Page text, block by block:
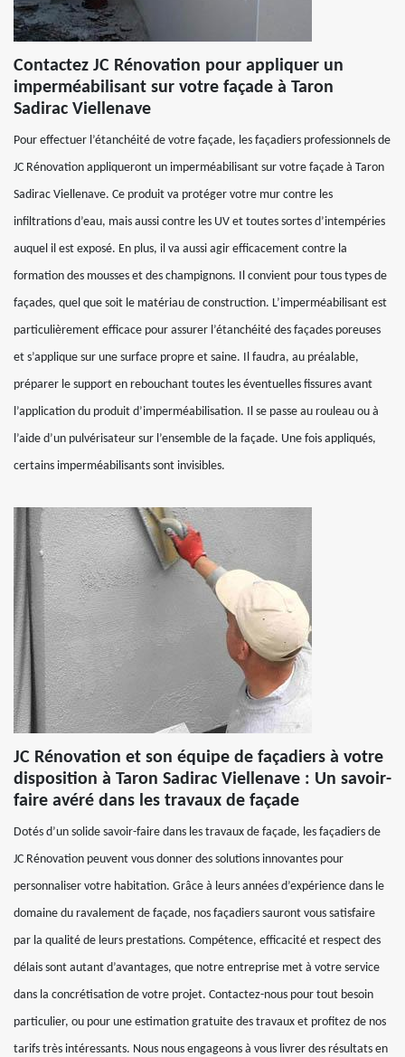
Contactez JC Rénovation pour appliquer un
imperméabilisant sur votre façade à Taron
Sadirac Viellenave
Pour effectuer l’étanchéité de votre façade, les façadiers professionnels de
JC Rénovation appliqueront un imperméabilisant sur votre façade à Taron
Sadirac Viellenave. Ce produit va protéger votre mur contre les
infiltrations d’eau, mais aussi contre les UV et toutes sortes d’intempéries
auquel il est exposé. En plus, il va aussi agir efficacement contre la
formation des mousses et des champignons. Il convient pour tous types de
façades, quel que soit le matériau de construction. L’imperméabilisant est
particulièrement efficace pour assurer l’étanchéité des façades poreuses
et s’applique sur une surface propre et saine. Il faudra, au préalable,
préparer le support en rebouchant toutes les éventuelles fissures avant
l’application du produit d’imperméabilisation. Il se passe au rouleau ou à
l’aide d’un pulvérisateur sur l’ensemble de la façade. Une fois appliqués,
certains imperméabilisants sont invisibles.
JC Rénovation et son équipe de façadiers à votre
disposition à Taron Sadirac Viellenave : Un savoir-
faire avéré dans les travaux de façade
Dotés d’un solide savoir-faire dans les travaux de façade, les façadiers de
JC Rénovation peuvent vous donner des solutions innovantes pour
personnaliser votre habitation. Grâce à leurs années d’expérience dans le
domaine du ravalement de façade, nos façadiers sauront vous satisfaire
par la qualité de leurs prestations. Compétence, efficacité et respect des
délais sont autant d’avantages, que notre entreprise met à votre service
dans la concrétisation de votre projet. Contactez-nous pour tout besoin
particulier, ou pour une estimation gratuite des travaux et profitez de nos
tarifs très intéressants. Nous nous engageons à vous livrer des résultats en